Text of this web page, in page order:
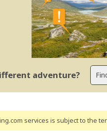
adventure?
services is subject to the